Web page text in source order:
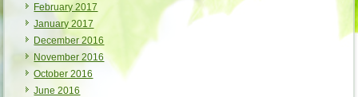
February 2017
January 2017
December 2016
November 2016
October 2016
June 2016